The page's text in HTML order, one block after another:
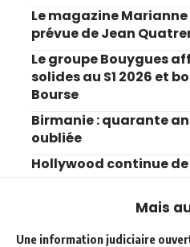
Le magazine Marianne
prévue de Jean
Le groupe Bouygues
solides au S1 2026 et
Bourse
Birmanie : quarante
oubliée
Hollywood continue
Mais
Une information judiciaire